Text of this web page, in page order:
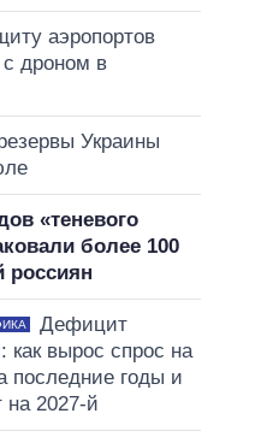
аэропортов
дроном в
Украины
«теневого
более 100
россиян
Дефицит
как вырос спрос на
последние годы и
на 2027-й